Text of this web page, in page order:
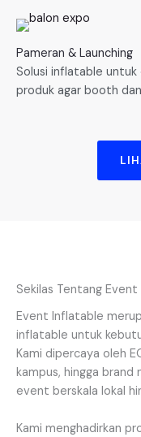
Pameran & Launching
Solusi inflatable untuk
produk agar booth
Sekilas Tentang
Event Inflatable
inflatable untuk
Kami dipercaya oleh
kampus, hingga brand
event berskala lokal
Kami menghadirkan